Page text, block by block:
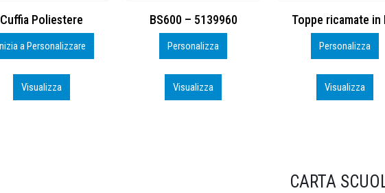
BS600 – 5139960
Personalizza
Visualizza
Toppe ricamate in HD
Personalizza
Visualizza
KIT CAMP 100
Personalizza
Visualizza
CARTA